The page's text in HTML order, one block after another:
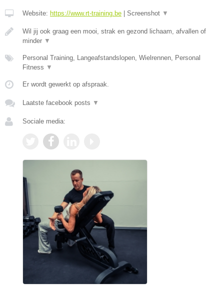
Website: https://www.rt-training.be Screenshot ▼
Wil jij ook graag een mooi, strak en gezond lichaam, afvallen of
minder ▼
Personal Training, Langeafstandslopen, Wielrennen, Personal
Fitness ▼
Er wordt gewerkt op afspraak.
Laatste facebook posts ▼
Sociale media: